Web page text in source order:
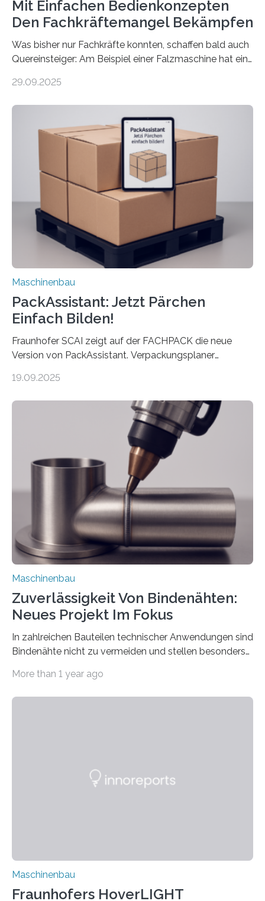
Mit Einfachen Bedienkonzepten
Den Fachkräftemangel Bekämpfen
Was bisher nur Fachkräfte konnten, schaffen bald auch
Quereinsteiger: Am Beispiel einer Falzmaschine hat ein
Mensch-Maschine-Schnittstelle so sehr vereinfacht,
Die zugrunde liegende Methodik lässt sich auf alle
anderen Maschinen übertragen. Eine Falzmaschine
umzurüsten ist ein Job für echte Profis. Eine solche
Maschine faltet in Druckereien Broschüren, Prospekte,
Landkarten und vieles mehr – mehrere Zehntausend
Exemplare pro Stunde. Je nach Maschinentyp und
Auftrag kann das Umrüsten…
29.09.2025
Maschinenbau
PackAssistant: Jetzt Pärchen
Einfach Bilden!
Fraunhofer SCAI zeigt auf der FACHPACK die neue
Version von PackAssistant. Verpackungsplaner
Automobil, Maschinenbau und in der Zulieferindustrie.
Teile als eine Einheit verpacken. Die Anordnung kann
der Benutzer vorgeben und erhält so mehr Kontrolle
über die Positionierung der Bauteile. Die ebenfalls neue
Automatisierungsschnittstelle dient dazu, die Software
besser in spezifische Unternehmensprozesse
einzubinden. Sankt Augustin – Zur Messe FACHPACK
vom 23. bis 25. September in Nürnberg…
19.09.2025
Maschinenbau
Zuverlässigkeit Von Bindenähten:
Neues Projekt Im Fokus
In zahlreichen Bauteilen technischer Anwendungen sind
Bindenähte nicht zu vermeiden und stellen besonders
Matrixmaterials eine große Herausforderung dar.
Durch den verstärkten Einsatz von Rezyklaten
More than 1 year ago
Maschinenbau
Fraunhofers HoverLIGHT